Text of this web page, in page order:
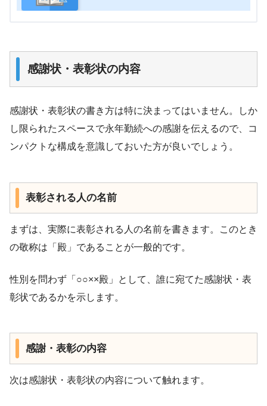
感謝状・表彰状の内容
感謝状・表彰状の書き方は特に決まってはいません。しか
し限られたスペースで永年勤続への感謝を伝えるので、コ
ンパクトな構成を意識しておいた方が良いでしょう。
表彰される人の名前
まずは、実際に表彰される人の名前を書きます。このとき
の敬称は「殿」であることが一般的です。
性別を問わず「○○××殿」として、誰に宛てた感謝状・表
彰状であるかを示します。
感謝・表彰の内容
次は感謝状・表彰状の内容について触れます。